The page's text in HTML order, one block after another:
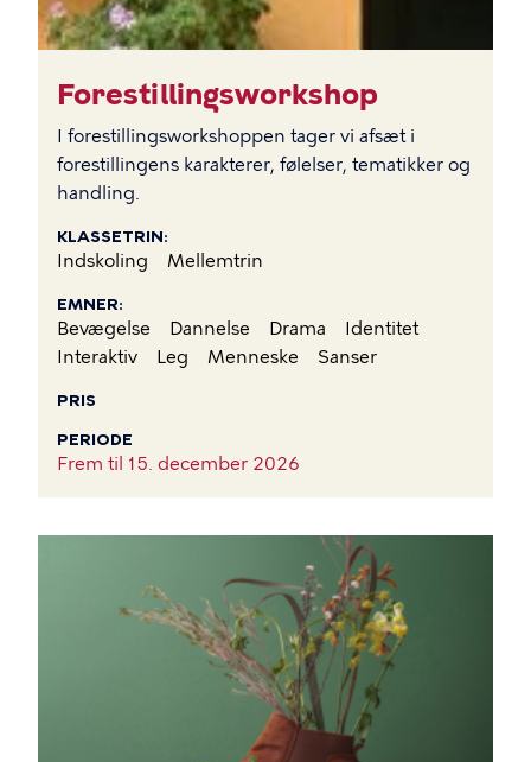
Forestillingsworkshop
I forestillingsworkshoppen tager vi afsæt i
forestillingens karakterer, følelser, tematikker og
handling.
KLASSETRIN
Indskoling Mellemtrin
EMNER
Bevægelse Dannelse Drama
Identitet
Interaktiv
Leg Menneske Sanser
PRIS
PERIODE
Frem til 15. december 2026